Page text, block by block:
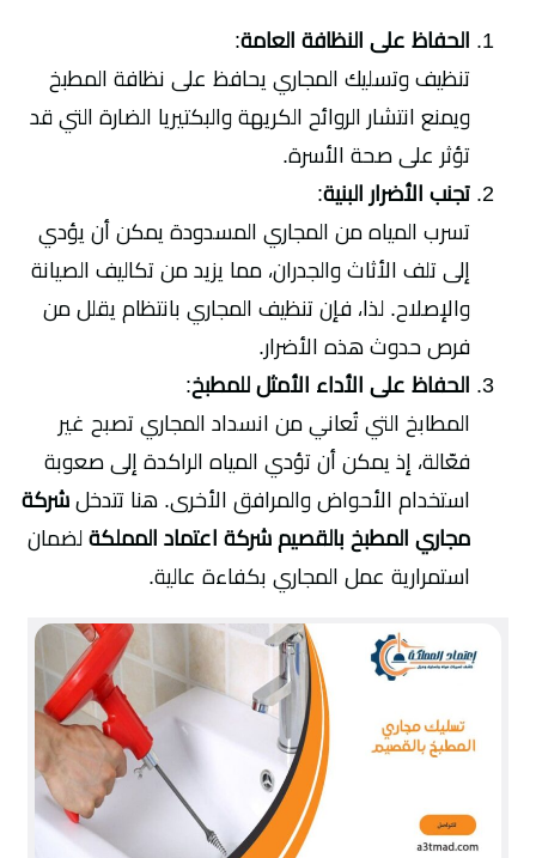
الحفاظ على النظافة العامة:
تنظيف وتسليك المجاري يحافظ على نظافة المطبخ
ويمنع انتشار الروائح الكريهة والبكتيريا الضارة التي قد
تؤثر على صحة الأسرة.
تجنب الأضرار البنية:
تسرب المياه من المجاري المسدودة يمكن أن يؤدي
إلى تلف الأثاث والجدران، مما يزيد من تكاليف الصيانة
والإصلاح. لذا، فإن تنظيف المجاري بانتظام يقلل من
فرص حدوث هذه الأضرار.
الحفاظ على الأداء الأمثل للمطبخ:
المطابخ التي تُعاني من انسداد المجاري تصبح غير
فعّالة، إذ يمكن أن تؤدي المياه الراكدة إلى صعوبة
استخدام الأحواض والمرافق الأخرى. هنا تتدخل شركة
مجاري المطبخ بالقصيم شركة اعتماد المملكة لضمان
استمرارية عمل المجاري بكفاءة عالية.